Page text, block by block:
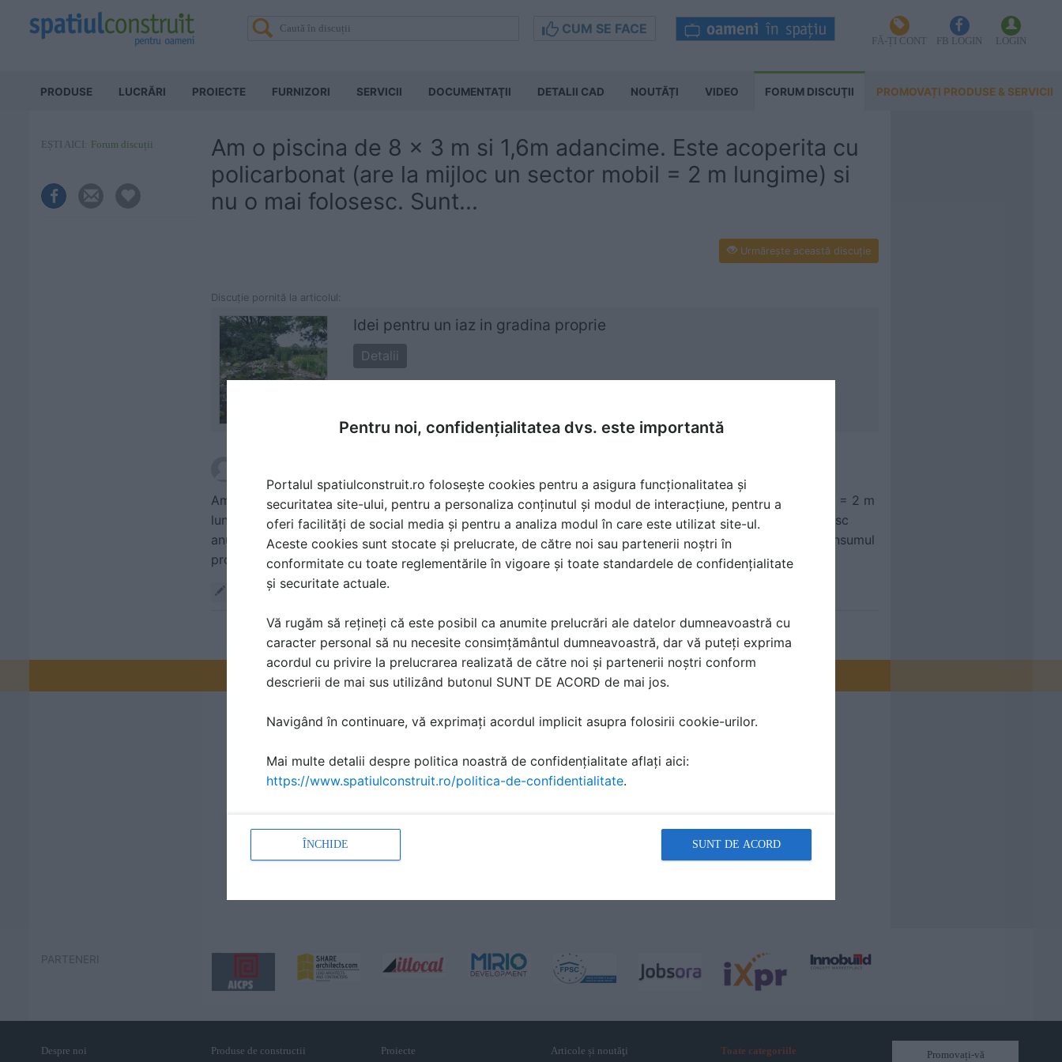
CUM SE FACE
FĂ-ȚI CONT FB LOGIN LOGIN
PRODUSE LUCRĂRI PROIECTE FURNIZORI SERVICII DOCUMENTAŢII DETALII CAD NOUTĂȚI VIDEO FORUM DISCUŢII PROMOVAȚI PRODUSE & SERVICII
EȘTI AICI: Forum discuții
Am o piscina de 8 x 3 m si 1,6m adancime. Este acoperita cu
policarbonat (are la mijloc un sector mobil = 2 m lungime) si
nu o mai folosesc. Sunt...
Urmăreşte această discuţie
Discuţie pornită la articolul:
Idei pentru un iaz in gradina proprie
Detalii
Am o piscina de 8 x 3 m si 1,6m adancime. Este acoperita cu policarbonat (are la mijloc un sector mobil = 2 m
lungime) si nu o mai folosesc. Sunt adept convins al alimentatiei cat mai sanatoase, fapt pentru care cresc
anual aprox. 80-100 pui. M-ar interesa f.f.f. mult sa amenajez piscina pentru cresterea pestilor pentru consumul
propriu. Este posibil ? AS APRECIA F. MULT ORICE SFAT CARE M-AR PUTEA AJUTA. MULTUMESC !
Răspunde
Promovați-vă produsele și serviciile pe SpatiulConstruit.ro!
PARTENERI
Despre noi Produse de constructii Proiecte Articole și noutăţi Toate categoriile
Promovați-vă
Pentru noi, confidențialitatea dvs. este importantă
Portalul spatiulconstruit.ro folosește cookies pentru a asigura funcționalitatea și
securitatea site-ului, pentru a personaliza conținutul și modul de interacțiune, pentru a
oferi facilități de social media și pentru a analiza modul în care este utilizat site-ul.
Aceste cookies sunt stocate și prelucrate, de către noi sau partenerii noștri în
conformitate cu toate reglementările în vigoare și toate standardele de confidențialitate
și securitate actuale.
Vă rugăm să rețineți că este posibil ca anumite prelucrări ale datelor dumneavoastră cu
caracter personal să nu necesite consimțământul dumneavoastră, dar vă puteți exprima
acordul cu privire la prelucrarea realizată de către noi și partenerii noștri conform
descrierii de mai sus utilizând butonul SUNT DE ACORD de mai jos.
Navigând în continuare, vă exprimați acordul implicit asupra folosirii cookie-urilor.
Mai multe detalii despre politica noastră de confidențialitate aflați aici:
https://www.spatiulconstruit.ro/politica-de-confidentialitate.
ÎNCHIDE SUNT DE ACORD